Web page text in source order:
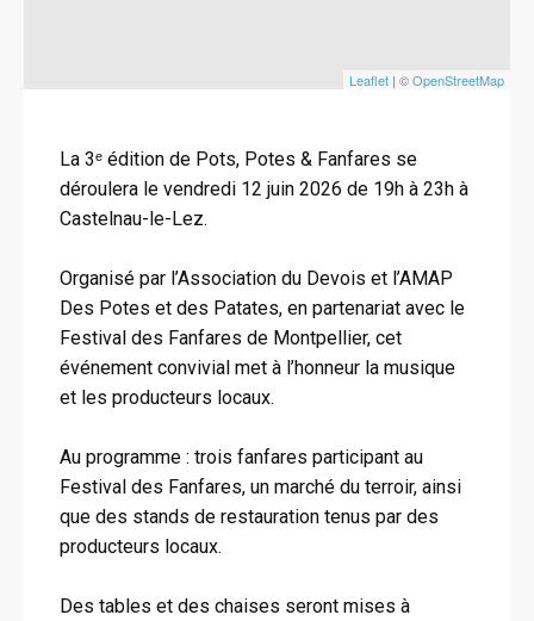
Leaflet | ©OpenStreetMap
La 3ᵉ édition de Pots, Potes & Fanfares se
déroulera le vendredi 12 juin 2026 de 19h à 23h à
Castelnau-le-Lez.
Organisé par l’Association du Devois et l’AMAP
Des Potes et des Patates, en partenariat avec le
Festival des Fanfares de Montpellier, cet
événement convivial met à l’honneur la musique
et les producteurs locaux.
Au programme : trois fanfares participant au
Festival des Fanfares, un marché du terroir, ainsi
que des stands de restauration tenus par des
producteurs locaux.
Des tables et des chaises seront mises à